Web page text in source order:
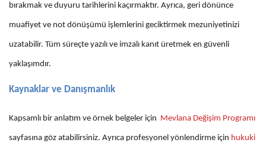
bırakmak ve duyuru tarihlerini kaçırmaktır. Ayrıca, geri dönünce
muafiyet ve not dönüşümü işlemlerini geciktirmek mezuniyetinizi
uzatabilir. Tüm süreçte yazılı ve imzalı kanıt üretmek en güvenli
yaklaşımdır.
Kaynaklar ve Danışmanlık
Kapsamlı bir anlatım ve örnek belgeler için Mevlana Değişim Programı
sayfasına göz atabilirsiniz. Ayrıca profesyonel yönlendirme için hukuki